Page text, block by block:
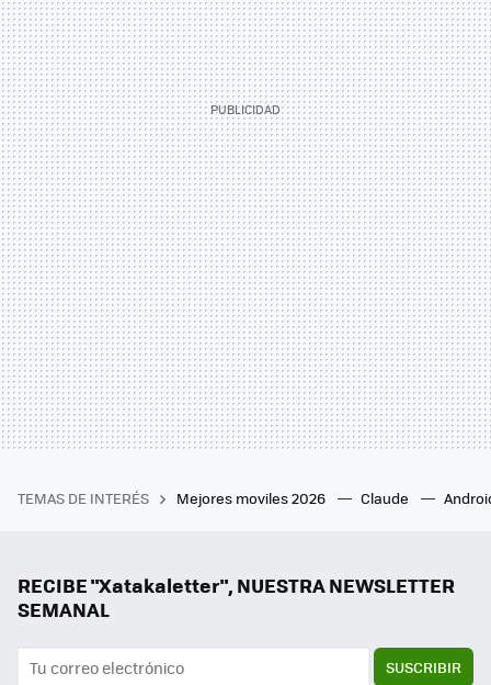
TEMAS DE INTERÉS Mejores moviles 2026 Claude
RECIBE "Xatakaletter", NUESTRA NEWSLETTER
SEMANAL
SUSCRIBIR